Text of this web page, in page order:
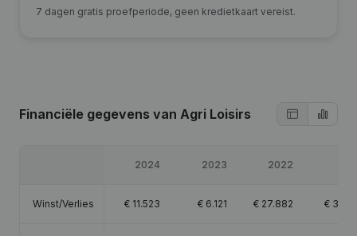
7 dagen gratis proefperiode, geen kredietkaart vereist.
Financiële gegevens van Agri Loisirs
2024 2023 2022
Winst/Verlies € 11.523 € 6.121 € 27.882 €